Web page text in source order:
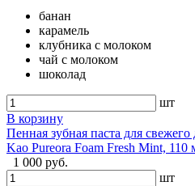
банан
карамель
клубника с молоком
чай с молоком
шоколад
шт
В корзину
Пенная зубная паста для
Kao Pureora Foam Fresh Mint, 110
1 000 руб.
шт